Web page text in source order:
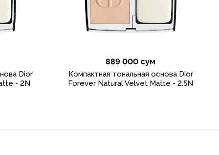
Dior
- 2N
889 000 сум
Компактная тональная основа Dior
Forever Natural Velvet Matte - 2.5N